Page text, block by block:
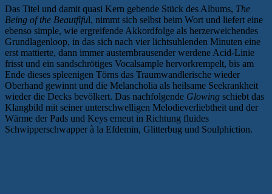
Das Titel und damit quasi Kern gebende Stück des Albums, The
Being of the Beautfiful, nimmt sich selbst beim Wort und liefert eine
ebenso simple, wie ergreifende Akkordfolge als herzerweichendes
Grundlagenloop, in das sich nach vier lichtsuhlenden Minuten eine
erst mattierte, dann immer austernbrausender werdene Acid-Linie
frisst und ein sandschrötiges Vocalsample hervorkrempelt, bis am
Ende dieses spleenigen Törns das Traumwandlerische wieder
Oberhand gewinnt und die Melancholia als heilsame Seekrankheit
wieder die Decks bevölkert. Das nachfolgende Glowing schiebt das
Klangbild mit seiner unterschwelligen Melodieverliebtheit und der
Wärme der Pads und Keys erneut in Richtung fluides
Schwipperschwapper à la Efdemin, Glitterbug und Soulphiction.